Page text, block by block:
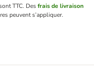
TTC. Desfrais de livraison
peuvent s’appliquer.